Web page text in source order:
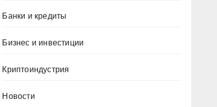
Банки и кредиты
Бизнес и инвестиции
Криптоиндустрия
Новости